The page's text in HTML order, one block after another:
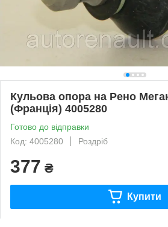
Кульова опора на Рено
(Франція) 4005280
Готово до відправки
Код: 4005280
Роздріб
377 ₴
Купити